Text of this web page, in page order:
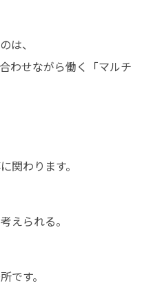
は、
わせながら働く「マルチ
関わります。
えられる。
です。